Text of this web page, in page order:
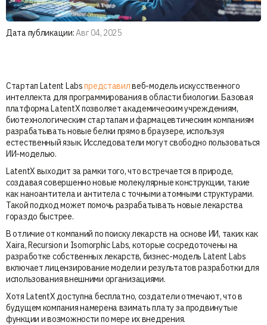
Дата публикации:Авг 04, 2025
Стартап Latent Labsпредставилвеб-модель искусственного
интеллекта для программирования в области биологии. Базовая
платформа LatentX позволяет академическим учреждениям,
биотехнологическим стартапам и фармацевтическим компаниям
разрабатывать новые белки прямо в браузере, используя
естественный язык. Исследователи могут свободно пользоваться
ИИ-моделью.
LatentX выходит за рамки того, что встречается в природе,
создавая совершенно новые молекулярные конструкции, такие
как наноантитела и антитела с точными атомными структурами.
Такой подход может помочь разрабатывать новые лекарства
гораздо быстрее.
В отличие от компаний по поиску лекарств на основе ИИ, таких как
Xaira, Recursion и Isomorphic Labs, которые сосредоточены на
разработке собственных лекарств, бизнес-модель Latent Labs
включает лицензирование модели и результатов разработки для
использования внешними организациями.
Хотя LatentX доступна бесплатно, создатели отмечают, что в
будущем компания намерена взимать плату за продвинутые
функции и возможности по мере их внедрения.